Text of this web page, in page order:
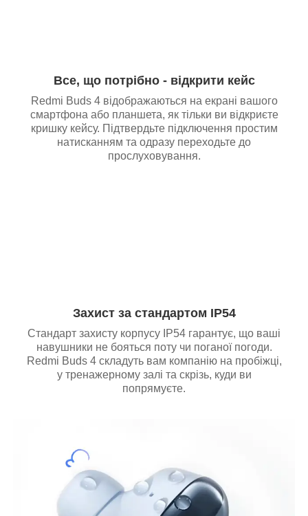
Все, що потрібно - відкрити кейс
Redmi Buds 4 відображаються на екрані вашого
смартфона або планшета, як тільки ви відкриєте
кришку кейсу. Підтвердьте підключення простим
натисканням та одразу переходьте до
прослуховування.
Захист за стандартом IP54
Стандарт захисту корпусу IP54 гарантує, що ваші
навушники не бояться поту чи поганої погоди.
Redmi Buds 4 складуть вам компанію на пробіжці,
у тренажерному залі та скрізь, куди ви
попрямуєте.